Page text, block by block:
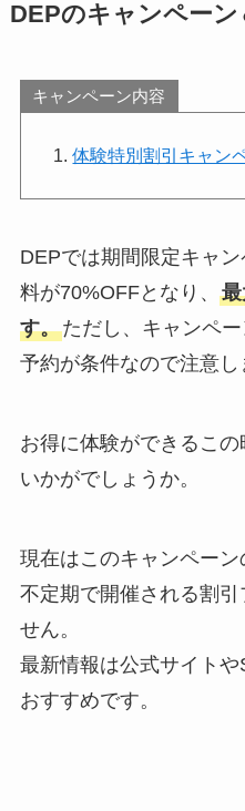
DEPのキャンペー
キャンペーン内容
体験特別割引キャン
DEPでは期間限定キャ
料が70%OFFとなり、
す。ただし、キャンペ
予約が条件なので注意し
お得に体験ができるこ
いかがでしょうか。
現在はこのキャンペー
不定期で開催される割
せん。
最新情報は公式サイト
おすすめです。